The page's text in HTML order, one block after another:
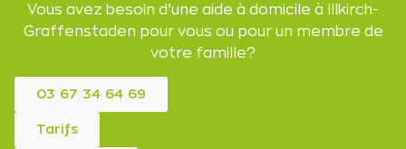
Vous avez besoin d’une aide à domicile à Illkirch-
Graffenstaden pour vous ou pour un membre de
votre famille?
03 67 34 64 69
Tarifs